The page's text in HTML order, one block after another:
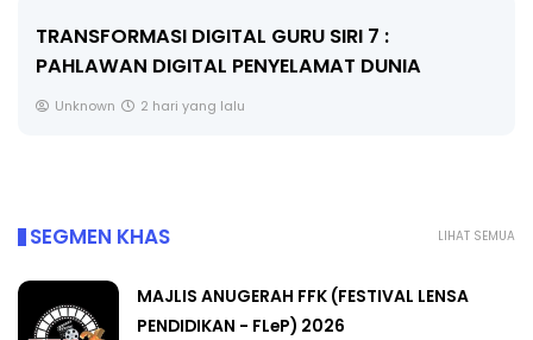
MAJLIS ANUGERAH FFK (FESTIVAL LENSA
PENDIDIKAN - FLeP) 2026
Unknown 3 hari yang lalu
LIHAT SEMUA
SEGMEN KHAS
MAJLIS ANUGERAH FFK (FESTIVAL LENSA
PENDIDIKAN - FLeP) 2026